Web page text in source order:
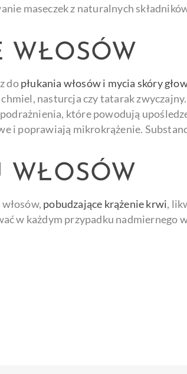
maseczek z naturalnych
WŁOSÓW
dopłukania włosów i mycia skóry
nasturcja czy tatarak
podrażnienia, które powodują
i poprawiają mikrokrążenie.
WŁOSÓW
pobudzające krążenie krwi,
w każdym przypadku nadmiernego